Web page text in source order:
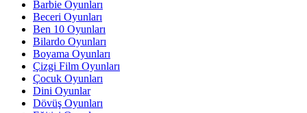
Barbie Oyunları
Beceri Oyunları
Ben 10 Oyunları
Bilardo Oyunları
Boyama Oyunları
Çizgi Film Oyunları
Çocuk Oyunları
Dini Oyunlar
Dövüş Oyunları